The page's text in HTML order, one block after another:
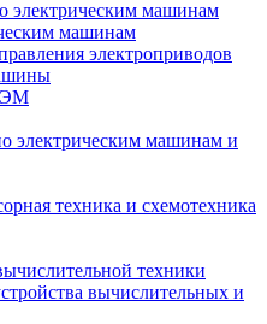
электрическим машинам
машинам
электроприводов
ЭМ
электрическим машинам и
техника и схемотехника
техники
вычислительных и